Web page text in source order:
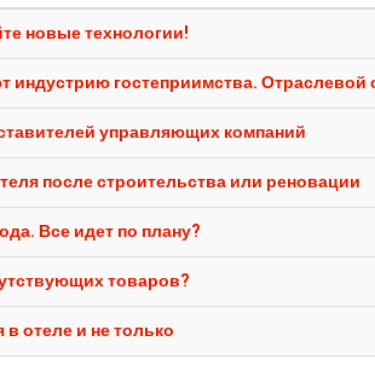
новые технологии!
индустрию гостеприимства. Отраслевой
управляющих компаний
после строительства или реновации
Все идет по плану?
товаров?
отеле и не только